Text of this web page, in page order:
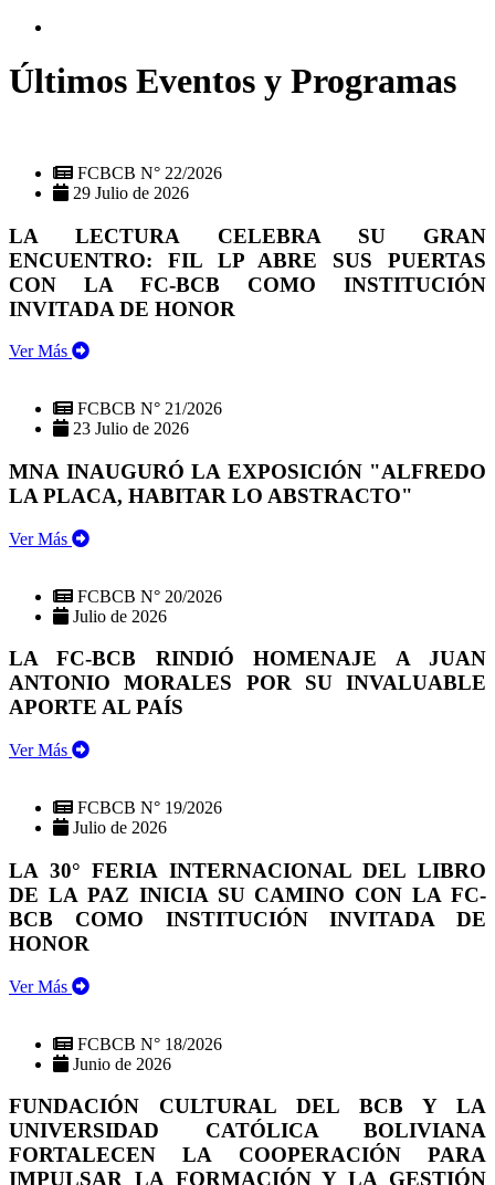
Últimos Eventos y Programas
FCBCB N° 22/2026
29 Julio de 2026
LA LECTURA CELEBRA SU GRAN
ENCUENTRO: FIL LP ABRE SUS PUERTAS
CON LA FC-BCB COMO INSTITUCIÓN
INVITADA DE HONOR
Ver Más
FCBCB N° 21/2026
23 Julio de 2026
MNA INAUGURÓ LA EXPOSICIÓN "ALFREDO
LA PLACA, HABITAR LO ABSTRACTO"
Ver Más
FCBCB N° 20/2026
Julio de 2026
LA FC-BCB RINDIÓ HOMENAJE A JUAN
ANTONIO MORALES POR SU INVALUABLE
APORTE AL PAÍS
Ver Más
FCBCB N° 19/2026
Julio de 2026
LA 30° FERIA INTERNACIONAL DEL LIBRO
DE LA PAZ INICIA SU CAMINO CON LA FC-
BCB COMO INSTITUCIÓN INVITADA DE
HONOR
Ver Más
FCBCB N° 18/2026
Junio de 2026
FUNDACIÓN CULTURAL DEL BCB Y LA
UNIVERSIDAD CATÓLICA BOLIVIANA
FORTALECEN LA COOPERACIÓN PARA
IMPULSAR LA FORMACIÓN Y LA GESTIÓN